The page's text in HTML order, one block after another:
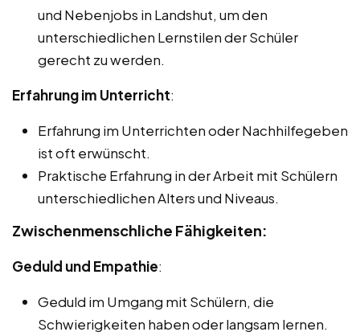
und Nebenjobs in Landshut, um den
unterschiedlichen Lernstilen der Schüler
gerecht zu werden.
Erfahrung im Unterricht:
Erfahrung im Unterrichten oder Nachhilfegeben
ist oft erwünscht.
Praktische Erfahrung in der Arbeit mit Schülern
unterschiedlichen Alters und Niveaus.
Zwischenmenschliche Fähigkeiten:
Geduld und Empathie:
Geduld im Umgang mit Schülern, die
Schwierigkeiten haben oder langsam lernen.